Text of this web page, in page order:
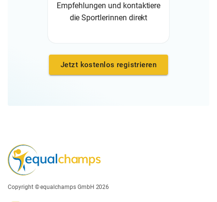
Empfehlungen und kontaktiere
die Sportlerinnen direkt
Jetzt kostenlos registrieren
Copyright © equalchamps GmbH 2026